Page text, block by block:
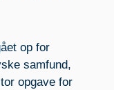
op for
samfund,
opgave for